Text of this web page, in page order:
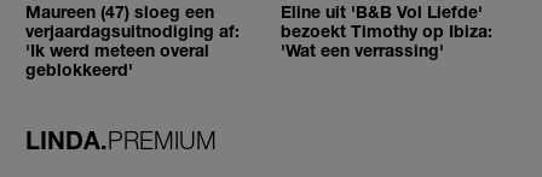
Maureen (47) sloeg een
verjaardagsuitnodiging af:
'Ik werd meteen overal
geblokkeerd'
Eline uit 'B&B Vol Liefde'
bezoekt Timothy op Ibiza:
'Wat een verrassing'
LINDA.PREMIUM